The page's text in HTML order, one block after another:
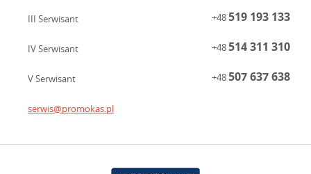
III Serwisant +48519 193 133
IV Serwisant +48514 311 310
V Serwisant +48507 637 638
serwis@promokas.pl